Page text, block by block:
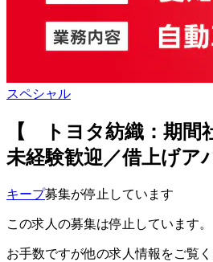
スペシャル
【 トヨタ紡織：期間
未経験歓迎／借上げア
キープ募集が停止しています
この求人の募集は停止しています。
お手数ですが他の求人情報をご覧く